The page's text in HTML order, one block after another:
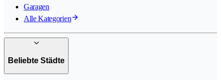
Garagen
Alle Kategorien
Beliebte Städte